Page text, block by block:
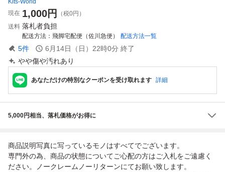
Kits-World
現在 1,000円
（税0円）
送料 落札者負担
配送方法 飛脚宅配便（佐川急便） 配送方法一覧
5件 6月14日（日）22時0分 終了
やや傷や汚れあり
あなただけの特別なクーポンを受け取れます 詳細
5,000円相当、落札価格がお得に
商品説明写真に写っているモノはすべてでございます。
専門外の為、商品の状態についてご心配の方はご入札をご遠慮く
ださい。ノークレームノーリターンにてお願い致します。